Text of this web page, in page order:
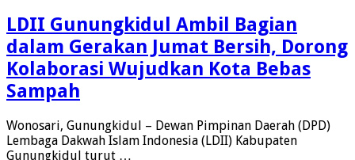
LDII Gunungkidul Ambil Bagian
dalam Gerakan Jumat Bersih, Dorong
Kolaborasi Wujudkan Kota Bebas
Sampah
Wonosari, Gunungkidul – Dewan Pimpinan Daerah (DPD)
Lembaga Dakwah Islam Indonesia (LDII) Kabupaten
Gunungkidul turut …